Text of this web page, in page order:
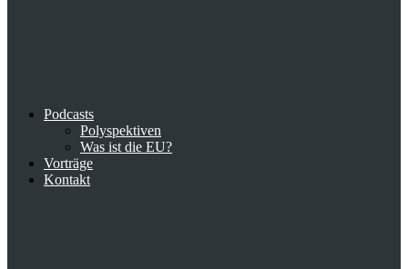
Podcasts
Polyspektiven
Was ist die EU?
Vorträge
Kontakt